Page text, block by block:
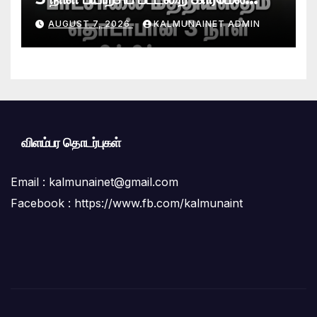
பற்றிமாவில் நிறைவு!முரண்பாடுகளைத்
தீர்க்கும் முறைகள் குறித்துத்
தெளிவூட்டல்
AUGUST 7, 2026 KALMUNAINET ADMIN
விளம்பர தொடர்புகள்
Email : kalmunainet@gmail.com
Facebook : https://www.fb.com/kalmunaint